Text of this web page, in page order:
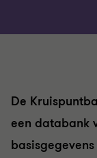
De
een databank